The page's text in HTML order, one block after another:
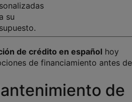
su
de crédito en español hoy
de financiamiento antes de
de